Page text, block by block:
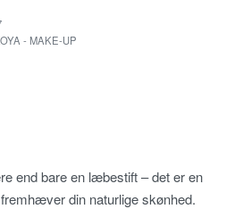
- MAKE-UP
end bare en læbestift – det er en
din naturlige skønhed.